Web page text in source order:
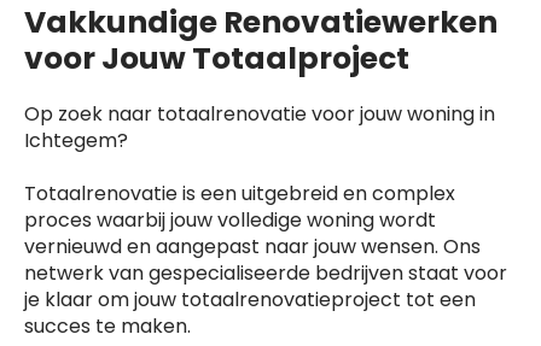
Vakkundige Renovatiewerken
voor Jouw Totaalproject
Op zoek naar totaalrenovatie voor jouw woning in
Ichtegem?
Totaalrenovatie is een uitgebreid en complex
proces waarbij jouw volledige woning wordt
vernieuwd en aangepast naar jouw wensen. Ons
netwerk van gespecialiseerde bedrijven staat voor
je klaar om jouw totaalrenovatieproject tot een
succes te maken.